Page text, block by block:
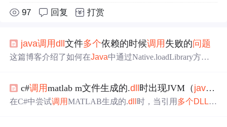
97 回复 打赏
java调用dll文件多个依赖的时候调用 失败的问题
这篇博客介绍了如何在Java中通过Native.loadLibrary方法
c#调用matlab m文件生成的.dll时出现JVM（ java 虚
在C#中尝试调用MATLAB生成的.dll 时，当引用 多个DLL时